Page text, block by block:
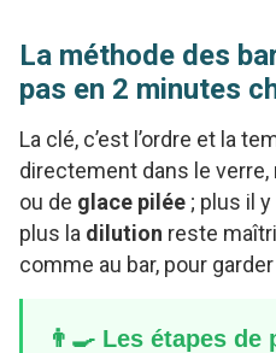
La méthode des
pas en 2 minutes
La clé, c’est l’ordre et la
directement dans le verre,
ou de glace pilée ; plus il
plus la dilution reste
comme au bar, pour
👨‍🍳 Les étapes de